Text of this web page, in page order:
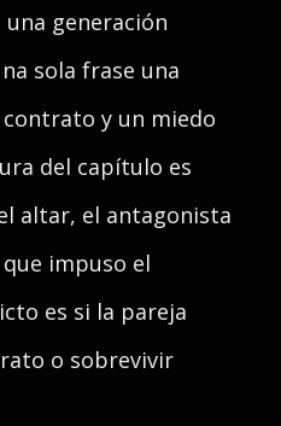
generación
sola frase una
y un miedo
del capítulo es
altar, el antagonista
impuso el
es si la pareja
o sobrevivir